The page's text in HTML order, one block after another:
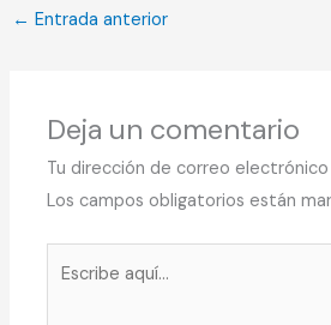
← Entrada anterior
Deja un comentario
Tu dirección de correo
Los campos obligatorios están